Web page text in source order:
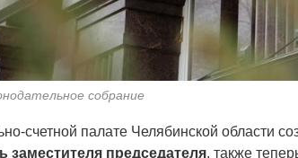
собрание
счетной палате Челябинской области
заместителя председателя, также